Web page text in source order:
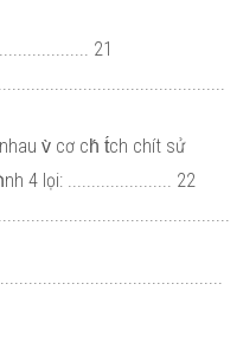
21
v̀ cơ ch́ t́ch chít sử
4 lọi: ...................... 22